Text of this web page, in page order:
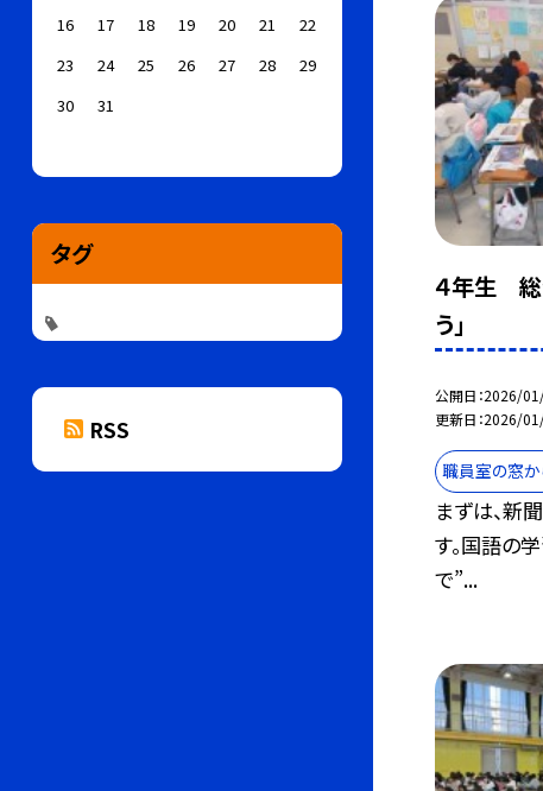
４年生 総
う」
公開日 2026/
更新日 2026/
職員室の窓か
まずは、新
す。国語の
で”...
16
17 18 19 20 21
22
23
24 25 26 27 28
29
30
31
タグ
RSS